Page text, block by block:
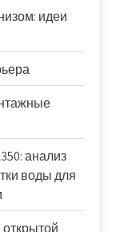
идеи
анализ
воды для